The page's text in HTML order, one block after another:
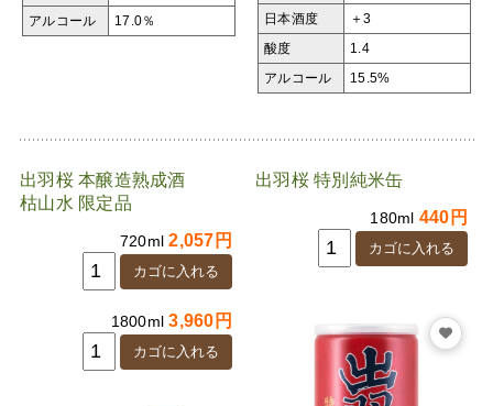
アルコール 17.0％ 日本酒度 ＋3
酸度 1.4
アルコール 15.5%
出羽桜 本醸造熟成酒
枯山水 限定品
720ml2,057円
1800ml3,960円
出羽桜 特別純米缶
180ml 440円